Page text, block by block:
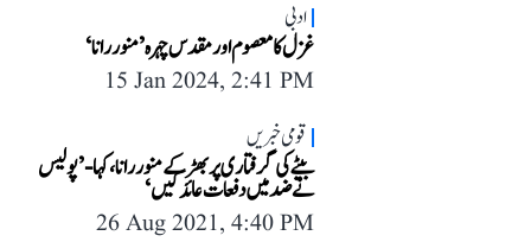
ادبی
غزل کا معصوم اور مقدس چہرہ ’منور رانا‘
15 Jan 2024, 2:41 PM
قومی خبریں
بیٹے کی گرفتاری پر بھڑکے منور رانا، کہا- ’پولیس
نے ضد میں دفعات عائد کیں‘
26 Aug 2021, 4:40 PM